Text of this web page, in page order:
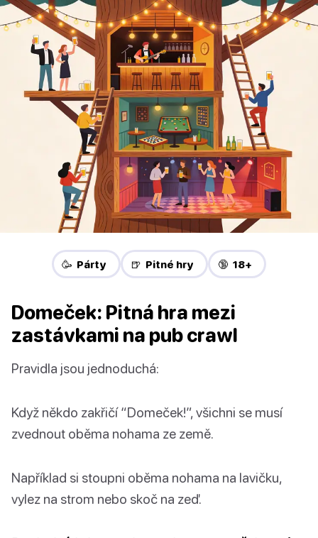
🥳 Párty 🍺 Pitné hry 🔞 18+
Domeček: Pitná hra mezi
zastávkami na pub crawl
Pravidla jsou jednoduchá:
Když někdo zakřičí “Domeček!”, všichni se musí
zvednout oběma nohama ze země.
Například si stoupni oběma nohama na lavičku,
vylez na strom nebo skoč na zeď.